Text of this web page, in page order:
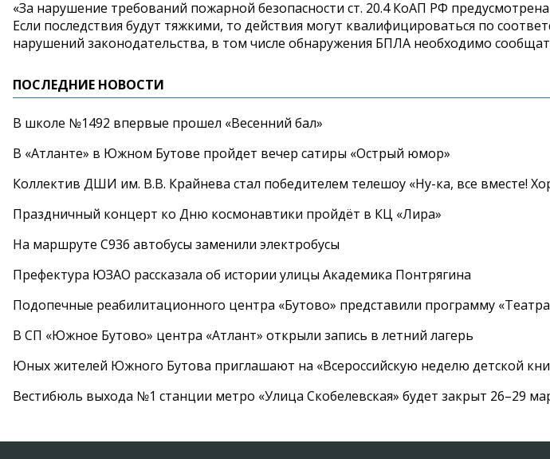
«За нарушение требований пожарной безопасности ст. 20.4 КоАП РФ
Если последствия будут тяжкими, то действия могут квалифицироваться по
нарушений законодательства, в том числе обнаружения БПЛА необходимо
ПОСЛЕДНИЕ НОВОСТИ
В школе №1492 впервые прошел «Весенний бал»
В «Атланте» в Южном Бутове пройдет вечер сатиры «Острый юмор»
Коллектив ДШИ им. В.В. Крайнева стал победителем телешоу «Ну-ка, все вместе!
Праздничный концерт ко Дню космонавтики пройдёт в КЦ «Лира»
На маршруте С936 автобусы заменили электробусы
Префектура ЮЗАО рассказала об истории улицы Академика Понтрягина
Подопечные реабилитационного центра «Бутово» представили программу
В СП «Южное Бутово» центра «Атлант» открыли запись в летний лагерь
Юных жителей Южного Бутова приглашают на «Всероссийскую неделю детской
Вестибюль выхода №1 станции метро «Улица Скобелевская» будет закрыт 26–29